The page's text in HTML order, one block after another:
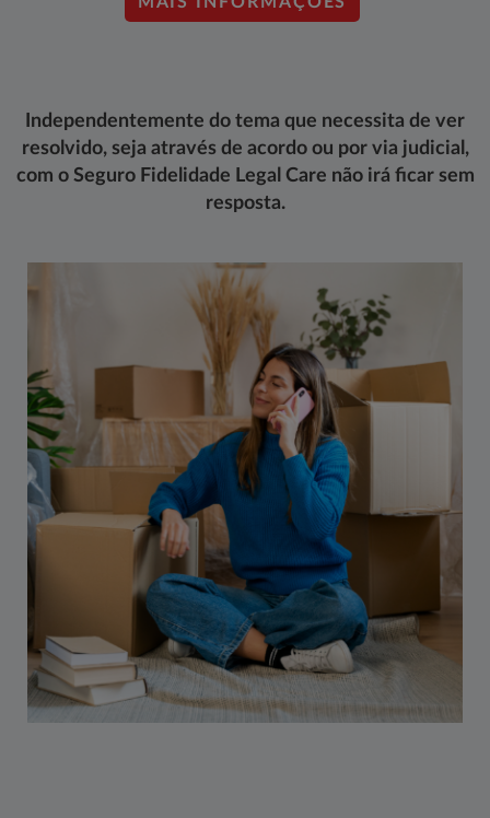
Independentemente do tema que necessita de ver
resolvido, seja através de acordo ou por via judicial,
com o Seguro Fidelidade Legal Care não irá ficar sem
resposta.